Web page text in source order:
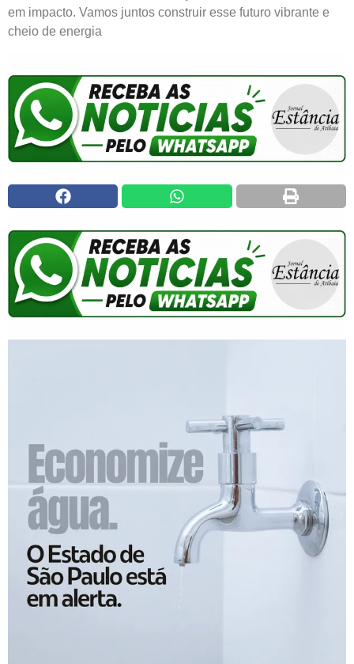
em impacto. Vamos juntos construir esse futuro vibrante e
cheio de energia